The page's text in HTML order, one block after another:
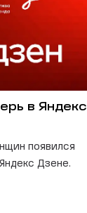
в Яндекс
появился
Дзене.